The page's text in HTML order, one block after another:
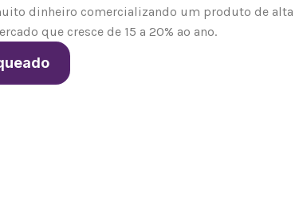
dinheiro comercializando um produto de alta
que cresce de 15 a 20% ao ano.